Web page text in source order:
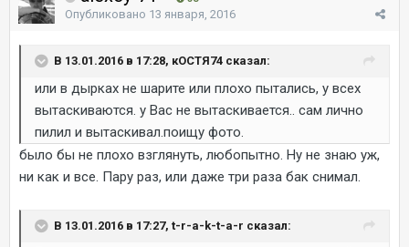
Опубликовано 13 января, 2016
В 13.01.2016 в 17:28, кОСТЯ74 сказал:
или в дырках не шарите или плохо пытались, у всех
вытаскиваются. у Вас не вытаскивается.. сам лично
пилил и вытаскивал.поищу фото.
было бы не плохо взглянуть, любопытно. Ну не знаю уж,
ни как и все. Пару раз, или даже три раза бак снимал.
В 13.01.2016 в 17:27, t-r-a-k-t-a-r сказал: